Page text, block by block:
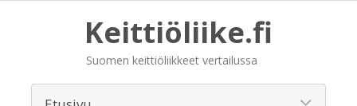
Keittiöliike.fi
Suomen keittiöliikkeet vertailussa